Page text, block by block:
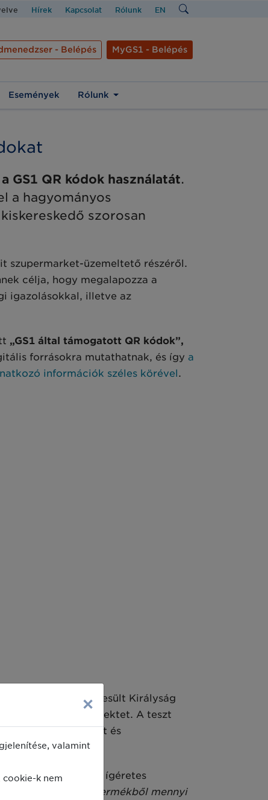
Hírek Kapcsolat Rólunk EN
- Belépés MyGS1 - Belépés
Események Rólunk
GS1 QR kódok használatát.
a hagyományos
szorosan
szupermarket-üzemeltető részéről.
célja, hogy megalapozza a
igazolásokkal, illetve az
„GS1 által támogatott QR kódok”,
forrásokra mutathatnak, és így a
információk széles körével.
Walker, a GS1 Egyesült Királyság
mutatta be a projektet. A teszt
bővülta friss, hűtött és
Ez már most ígéretes
hogy egy termékből mennyi
×
valamint
k nem